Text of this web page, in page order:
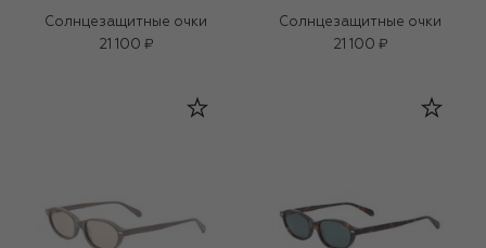
Солнцезащитные очки
21 100 ₽
Солнцезащитные очки
21 100 ₽